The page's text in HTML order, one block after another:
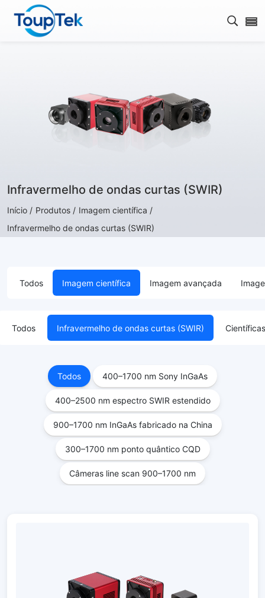
Abrir
Infravermelho de ondas curtas (SWIR)
Início / Produtos / Imagem científica /
Infravermelho de ondas curtas (SWIR)
Todos Imagem científica Imagem avançada
Todos Infravermelho de ondas curtas (SWIR)
Todos 400–1700 nm Sony InGaAs
400–2500 nm espectro SWIR estendido
900–1700 nm InGaAs fabricado na China
300–1700 nm ponto quântico CQD
Câmeras line scan 900–1700 nm